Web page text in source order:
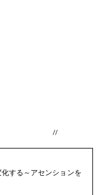
//
する～アセンションを